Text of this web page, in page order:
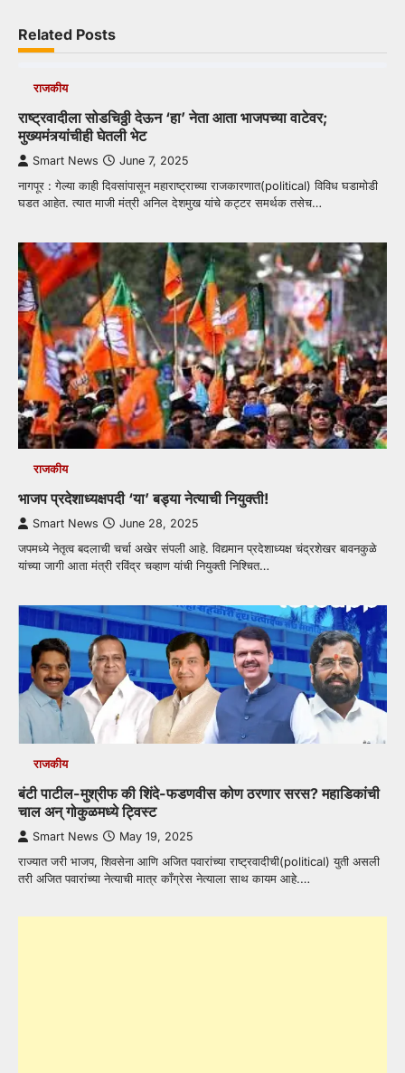
Related Posts
राजकीय
राष्ट्रवादीला सोडचिठ्ठी देऊन ‘हा’ नेता आता भाजपच्या वाटेवर;
मुख्यमंत्र्यांचीही घेतली भेट
Smart News June 7, 2025
नागपूर : गेल्या काही दिवसांपासून महाराष्ट्राच्या राजकारणात(political) विविध घडामोडी
घडत आहेत. त्यात माजी मंत्री अनिल देशमुख यांचे कट्टर समर्थक तसेच…
राजकीय
भाजप प्रदेशाध्यक्षपदी ‘या’ बड्या नेत्याची नियुक्ती!
Smart News June 28, 2025
जपमध्ये नेतृत्व बदलाची चर्चा अखेर संपली आहे. विद्यमान प्रदेशाध्यक्ष चंद्रशेखर बावनकुळे
यांच्या जागी आता मंत्री रविंद्र चव्हाण यांची नियुक्ती निश्चित…
राजकीय
बंटी पाटील-मुश्रीफ की शिंदे-फडणवीस कोण ठरणार सरस? महाडिकांची
चाल अन् गोकुळमध्ये ट्विस्ट
Smart News May 19, 2025
राज्यात जरी भाजप, शिवसेना आणि अजित पवारांच्या राष्ट्रवादीची(political) युती असली
तरी अजित पवारांच्या नेत्याची मात्र कॉंग्रेस नेत्याला साथ कायम आहे.…